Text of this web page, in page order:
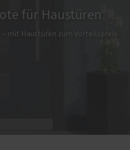
für Haustüren
– mit Haustüren zum Vorteilspreis